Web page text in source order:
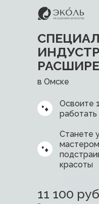
Освоите
Станете
красоты
в Омске
11 100